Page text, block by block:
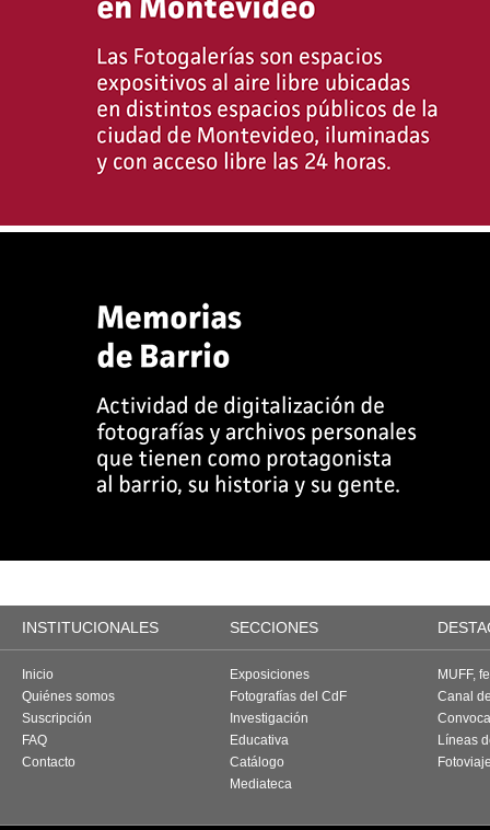
INSTITUCIONALES SECCIONES
Inicio
Quiénes somos
Suscripción
FAQ
Contacto
Exposiciones
Fotografías del CdF
Investigación
Educativa
Catálogo
Mediateca
MUFF,
Canal
Líneas